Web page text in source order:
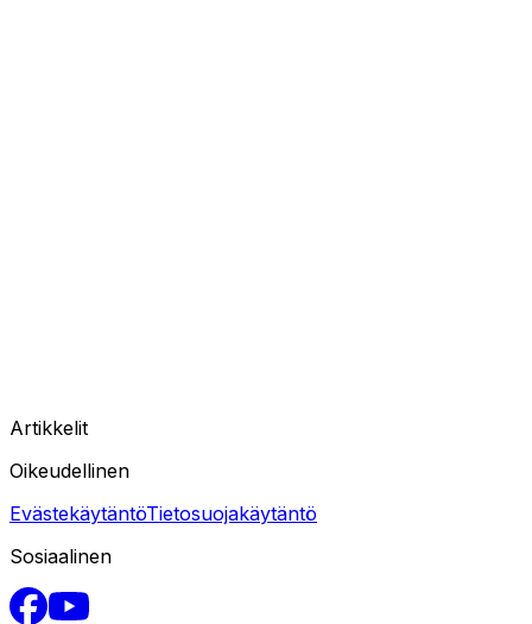
Artikkelit
Oikeudellinen
EvästekäytäntöTietosuojakäytäntö
Sosiaalinen